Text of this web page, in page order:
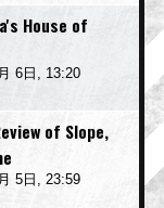
House of
6日, 13:20
of Slope,
5日, 23:59